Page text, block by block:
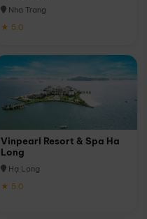
Nha Trang
★ 5.0
Vinpearl Resort & Spa Ha
Long
Hạ Long
★ 5.0